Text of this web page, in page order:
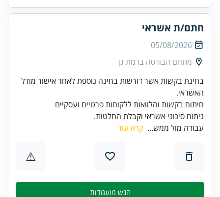
חתם/ת אשראי
05/08/2026
מתחם הבורסה ברמת גן
בחינת בקשות אשר דורשות בחינה נוספת לאחר אישור מודל
ניתוח סיכוני אשראי וקבלת החלטות.
עבודה מול ממש... קרא עוד
⚠
הגש מועמדות